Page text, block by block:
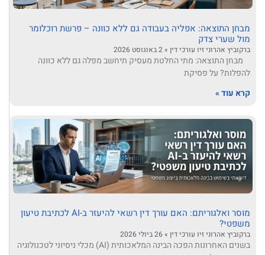
מבחן התוצאה: אפליה בעבודה גם ללא כוונה – פרשת רוכלומר
מול שערי צדק
ברקוביץ אהרוני זיו עורכי דין
מבחן התוצאה: מתי החלטת מעסיק תיחשב מפלה גם ללא כוונה
להפלות? על פסיקת
קרא עוד »
מוסר ואלגוריתם: האם עורך דין רשאי להיעזר ב-AI לכתיבת טיעון
משפטי?
ברקוביץ אהרוני זיו עורכי דין
בשנים האחרונות הפכה הבינה המלאכותית (AI) מכלי ניסיוני לטכנולוגיה